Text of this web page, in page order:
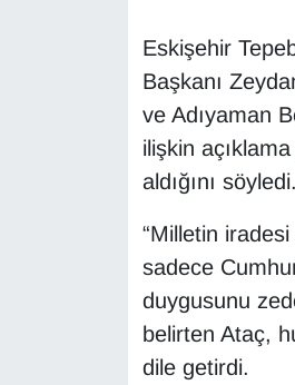
Eskişehir
Başkanı
ve Adıyaman
ilişkin
aldığını söyledi.
“Milletin
sadece
duygusunu
belirten Ataç,
dile getirdi.